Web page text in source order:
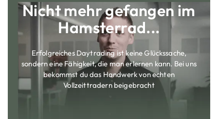
Nicht mehr gefangen im
Hamsterrad...
Erfolgreiches Daytrading ist keine Glückssache,
sondern eine Fähigkeit, die man erlernen kann. Bei uns
bekommst du das Handwerk von echten
Vollzeittradern beigebracht